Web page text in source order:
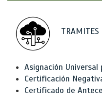
TRAMITES
Asignación Universal
Certificación
Certificado de